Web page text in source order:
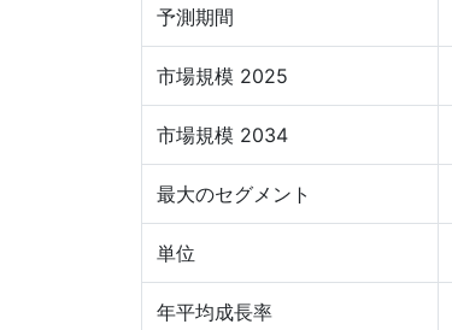
予測期間
市場規模 2025
市場規模 2034
最大のセグメント
単位
年平均成長率